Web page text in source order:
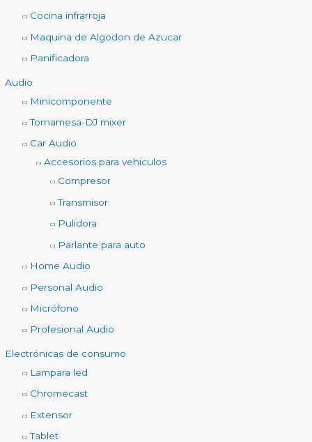
Cocina infrarroja
Maquina de Algodon de Azucar
Panificadora
Audio
Minicomponente
Tornamesa-DJ mixer
Car Audio
Accesorios para vehiculos
Compresor
Transmisor
Pulidora
Parlante para auto
Home Audio
Personal Audio
Micrófono
Profesional Audio
Electrónicas de consumo
Lampara led
Chromecast
Extensor
Tablet